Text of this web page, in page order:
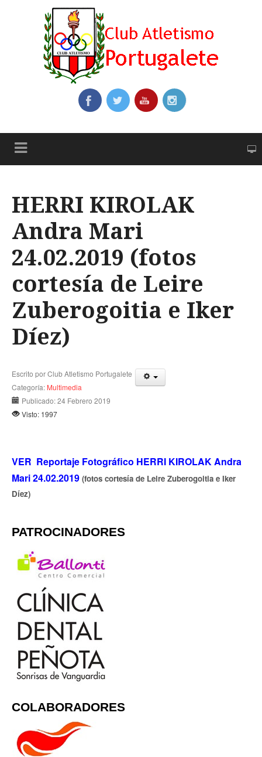
HERRI KIROLAK
Andra Mari
24.02.2019 (fotos
cortesía de Leire
Zuberogoitia e Iker
Díez)
Escrito porClub Atletismo Portugalete
Categoría: Multimedia
Publicado: 24 Febrero 2019
Visto: 1997
VER Reportaje Fotográfico HERRI KIROLAK Andra
Mari 24.02.2019 (fotos cortesía de Leire Zuberogoitia e Iker
Díez)
PATROCINADORES
COLABORADORES